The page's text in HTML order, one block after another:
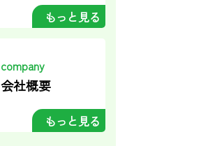
もっと見る
company
会社概要
もっと見る